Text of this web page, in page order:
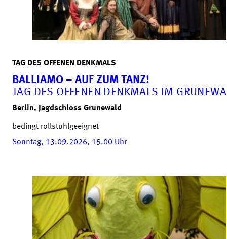
TAG DES OFFENEN DENKMALS
BALLIAMO – AUF ZUM TANZ!
TAG DES OFFENEN DENKMALS IM
Berlin, Jagdschloss Grunewald
bedingt rollstuhlgeeignet
Sonntag, 13.09.2026, 15.00 Uhr